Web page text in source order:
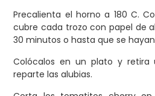
Precalienta el horno a 180 C.
cubre cada trozo con papel de
30 minutos o hasta que se
Colócalos en un plato y
reparte las alubias.